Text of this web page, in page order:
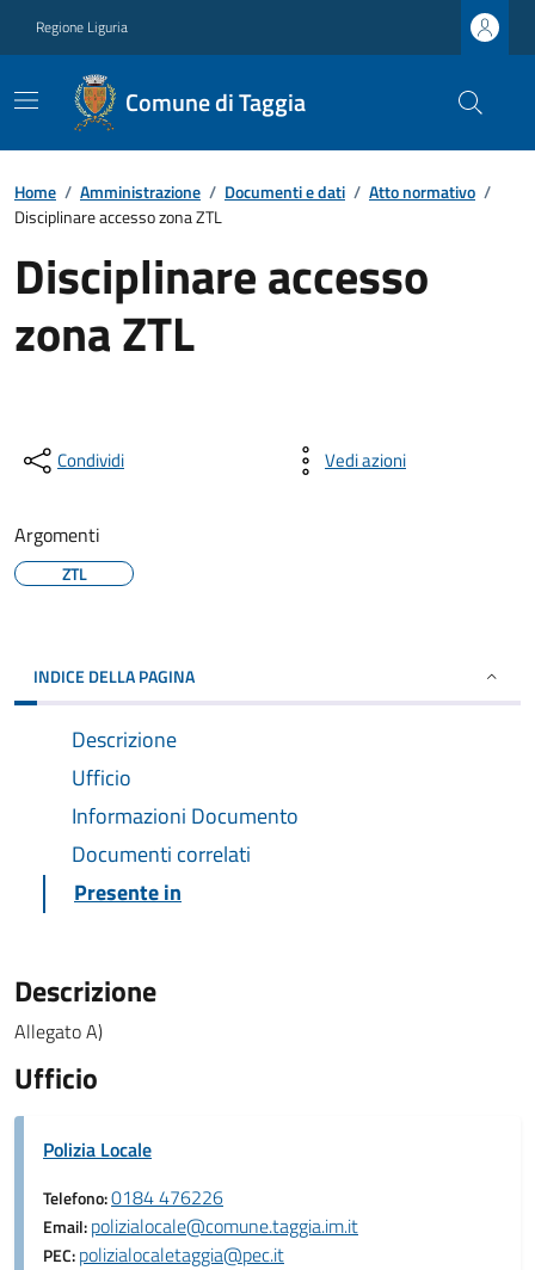
Regione Liguria
Comune di Taggia
Home / Amministrazione / Documenti e dati / Atto normativo /
Disciplinare accesso zona ZTL
Disciplinare accesso
zona ZTL
Condividi Vedi azioni
Argomenti
ZTL
INDICE DELLA PAGINA
Descrizione
Ufficio
Informazioni Documento
Documenti correlati
Presente in
Descrizione
Allegato A)
Ufficio
Polizia Locale
Telefono:0184 476226
Email:polizialocale@comune.taggia.im.it
PEC:polizialocaletaggia@pec.it